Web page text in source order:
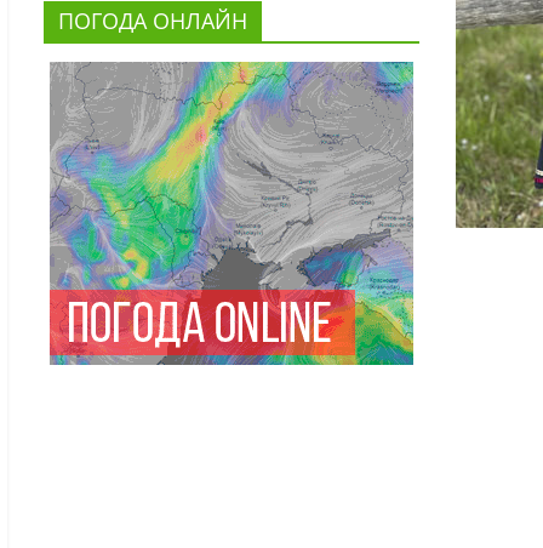
ПОГОДА ОНЛАЙН